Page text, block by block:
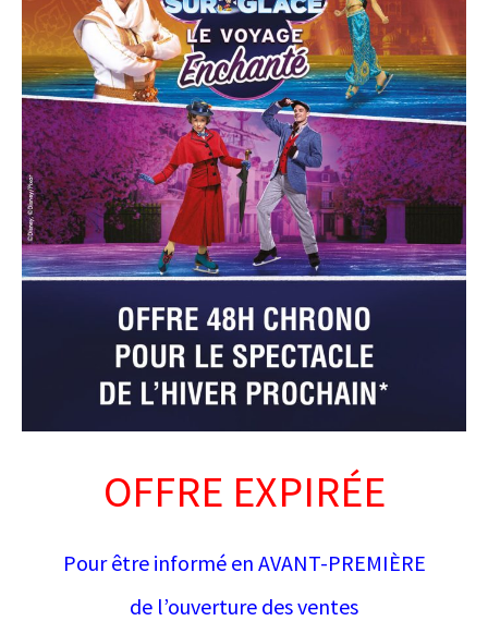
OFFRE EXPIRÉE
Pour être informé en AVANT-PREMIÈRE
de l’ouverture des ventes